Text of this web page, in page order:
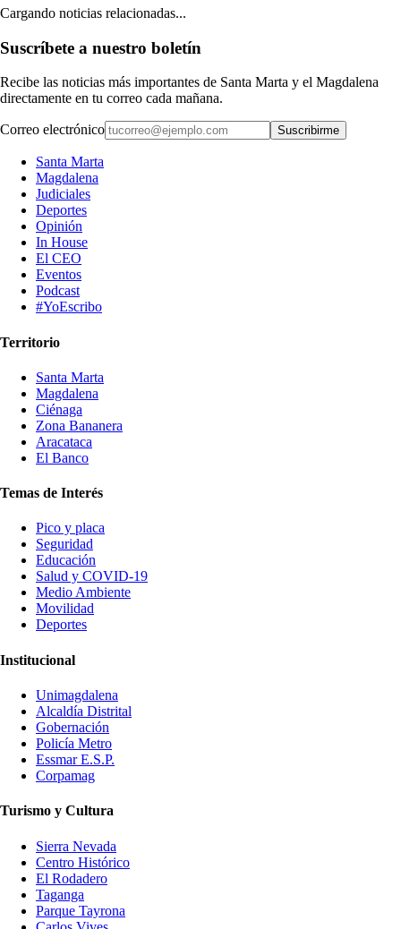
Cargando noticias relacionadas...
Suscríbete a nuestro boletín
Recibe las noticias más importantes de Santa Marta y el Magdalena
directamente en tu correo cada mañana.
Correo electrónico Suscribirme
Santa Marta
Magdalena
Judiciales
Deportes
Opinión
In House
El CEO
Eventos
Podcast
#YoEscribo
Territorio
Santa Marta
Magdalena
Ciénaga
Zona Bananera
Aracataca
El Banco
Temas de Interés
Pico y placa
Seguridad
Educación
Salud y COVID-19
Medio Ambiente
Movilidad
Deportes
Institucional
Unimagdalena
Alcaldía Distrital
Gobernación
Policía Metro
Essmar E.S.P.
Corpamag
Turismo y Cultura
Sierra Nevada
Centro Histórico
El Rodadero
Taganga
Parque Tayrona